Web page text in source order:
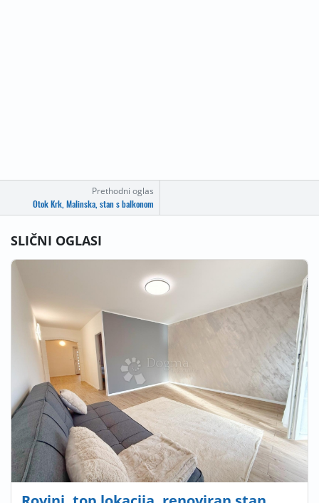
Prethodni oglas
Otok Krk, Malinska, stan s balkonom
SLIČNI OGLASI